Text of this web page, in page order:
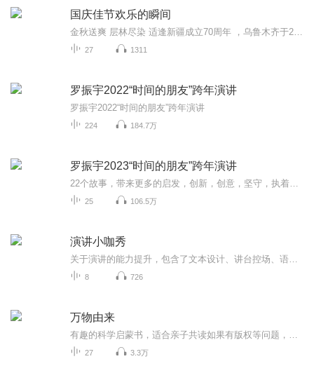
国庆佳节欢乐的瞬间
27 1311
罗振宇2022“时间的朋友”跨年演讲
罗振宇2022“时间的朋友”跨年演讲
224 184.7万
罗振宇2023“时间的朋友”跨年演讲
25 106.5万
演讲小咖秀
8 726
万物由来
27 3.3万